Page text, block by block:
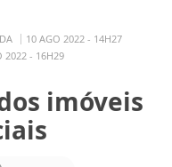
10 AGO 2022 - 14H27
2022 - 16H29
imóveis